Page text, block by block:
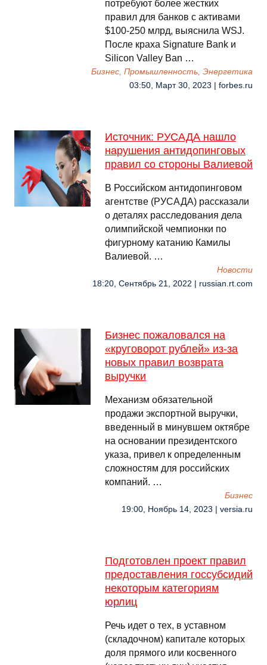
потребуют более жестких
правил для банков с активами
$100-250 млрд, выяснила WSJ.
После краха Signature Bank и
Silicon Valley Ban …
Бизнес, Промышленность, Энергетика
03:50, Март 30, 2023 | forbes.ru
Источник: РУСАДА нашло
нарушения антидопинговых
правил со стороны Валиевой
В Российском антидопинговом
агентстве (РУСАДА) рассказали
о деталях расследования дела
олимпийской чемпионки по
фигурному катанию Камилы
Валиевой. …
Новости
18:20, Сентябрь 21, 2022 | russian.rt.com
Бизнес пожаловался на
«круговорот рублей» из-за
новых правил возврата
выручки
Механизм обязательной
продажи экспортной выручки,
введенный в минувшем октябре
на основании президентского
указа, привел к определенным
сложностям для российских
компаний. …
Бизнес
19:00, Ноябрь 14, 2023 | versia.ru
Подготовлен проект правил
предоставления госсубсидий
некоторым категориям
юрлиц
Речь идет о тех, в уставном
(складочном) капитале которых
доля прямого или косвенного